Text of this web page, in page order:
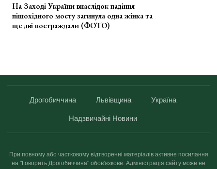
На Заході України внаслідок падіння
пішохідного мосту загинула одна жінка та
ще дві постраждали (ФОТО)
Дрогобиччина Львівщина Україна
Надзвичайні Новини
При повному або частковому відтворенні матеріалів активне посилання
на "Говорить Дрогобиччина" обов'язкове. Адміністрація сайту може не